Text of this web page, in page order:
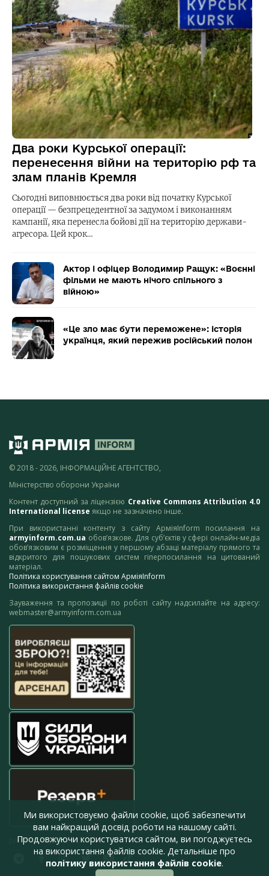
Два роки Курської операції:
перенесення війни на територію рф та
злам планів Кремля
Сьогодні виповнюється два роки від початку Курської
операції — безпрецедентної за задумом і виконанням
кампанії, яка перенесла бойові дії на територію держави-
агресора. Цей крок…
Актор і офіцер Володимир Ращук: «Воєнні
фільми не мають нічого спільного з
війною»
«Це зло має бути переможене»: історія
українця, який пережив російський полон
© 2018 - 2026, ІНФОРМАЦІЙНЕ АГЕНТСТВО,
Міністерство оборони України
Контент доступний за ліцензією Creative Commons Attribution 4.0
International license якщо не зазначено інше.
При використанні контенту з сайту АрміяInform посилання на
armyinform.com.ua обов’язкове. Для суб’єктів у сфері онлайн-медіа
обов’язковим є розміщення у першому абзаці матеріалу прямого та
відкритого для пошукових систем гіперпосилання на цитований
матеріал.
Політика користування сайтом АрміяInform
Політика використання файлів cookie
Зауваження та пропозиції по роботі сайту надсилайте на адресу:
webmaster@armyinform.com.ua
press@armyinform.com.ua
Ми використовуємо файли cookie, щоб забезпечити
вам найкращий досвід роботи на нашому сайті.
Продовжуючи користуватися сайтом, ви погоджуєтесь
на використання файлів cookie. Детальніше про
політику використання файлів cookie.